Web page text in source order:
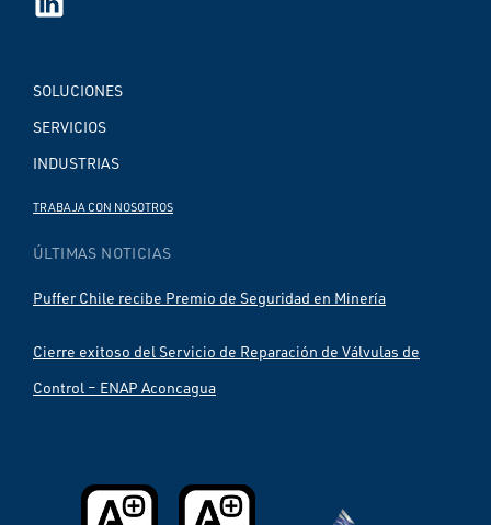
SOLUCIONES
SERVICIOS
INDUSTRIAS
TRABAJA CON NOSOTROS
ÚLTIMAS NOTICIAS
Puffer Chile recibe Premio de Seguridad en Minería
Cierre exitoso del Servicio de Reparación de Válvulas de
Control – ENAP Aconcagua